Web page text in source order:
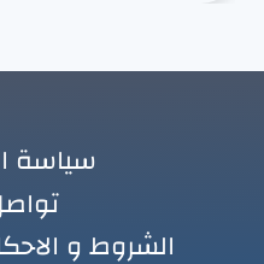
سياسة
الشروط و